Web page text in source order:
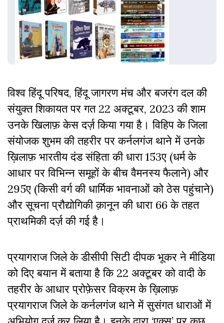
विश्व हिंदू परिषद, हिंदू जागरण मंच और बजरंग दल की
संयुक्त शिकायत पर गत 22 अक्टूबर, 2023 की शाम
उनके खिलाफ़ केस दर्ज़ किया गया है। विहिप के जिला
संयोजक शुभम की तहरीर पर कर्नलगंज थाने में उनके
ख़िलाफ़ भारतीय दंड संहिता की धारा 153ए (धर्म के
आधार पर विभिन्न समूहों के बीच वैमनस्य फैलाने) और
295ए (किसी वर्ग की धार्मिक भावनाओं को ठेस पहुंचाने)
और सूचना प्रौद्योगिकी क़ानून की धारा 66 के तहत
प्राथमिकी दर्ज़ की गई है।
प्रयागराज जिले के डीसीपी सिटी दीपक भूकर ने मीडिया
को दिए बयान में बताया है कि 22 अक्टूबर को वादी के
तहरीर के आधार प्रोफ़ेसर विक्रम के ख़िलाफ़
प्रयागराज जिले के कर्नलगंज थाने में सुसंगत धाराओं में